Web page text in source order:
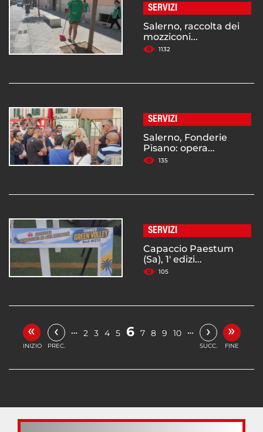
SERVIZI
Salerno, raccolta dei
mozziconi...
1132
SERVIZI
Salerno, Fonderie
Pisano: opera...
135
SERVIZI
Capaccio Paestum
(Sa), 1' edizi...
105
«
INIZIO
‹
PREC.
… 2 3 4 5 6 7 8 9 10 … ›
SUCC.
»
FINE